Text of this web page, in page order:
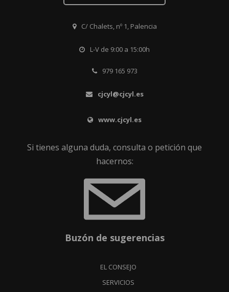
C/ Chalets, nº 1, Palencia
L-V de 9:00 a 15:00h
979 165 973
cjcyl@cjcyl.es
www.cjcyl.es
Si tienes alguna duda, consulta o petición que
hacernos:
Buzón de sugerencias
EL CONSEJO
SERVICIOS